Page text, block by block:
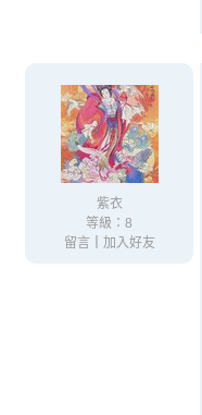
紫衣
等級：8
留言｜ 加入好友